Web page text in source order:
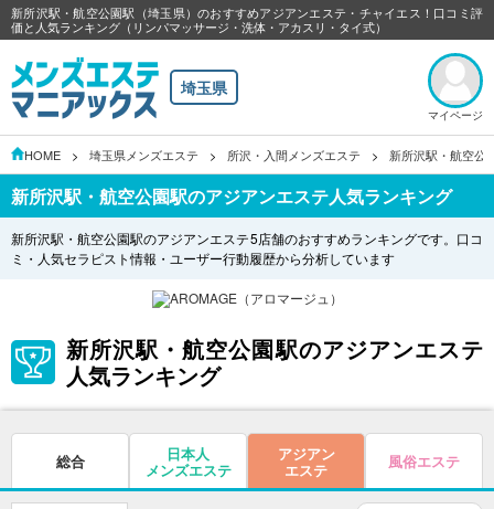
新所沢駅・航空公園駅（埼玉県）のおすすめアジアンエステ・チャイエス！口コミ評
価と人気ランキング（リンパマッサージ・洗体・アカスリ・タイ式）
埼玉県
マイページ
HOME 埼玉県メンズエステ 所沢・入間メンズエステ 新所沢駅・航空公
新所沢駅・航空公園駅のアジアンエステ人気ランキング
新所沢駅・航空公園駅のアジアンエステ5店舗のおすすめランキングです。口コ
ミ・人気セラピスト情報・ユーザー行動履歴から分析しています
新所沢駅・航空公園駅のアジアンエステ
人気ランキング
総合 日本人
メンズエステ
アジアン
エステ 風俗エステ